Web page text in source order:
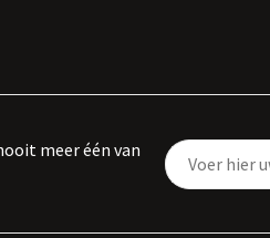
meer één van